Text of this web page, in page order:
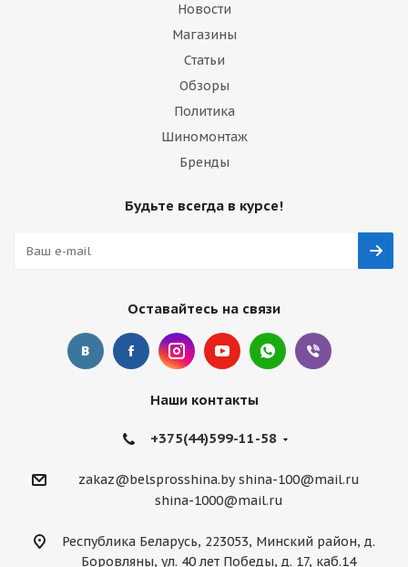
Новости
Магазины
Статьи
Обзоры
Политика
Шиномонтаж
Бренды
Будьте всегда в курсе!
Оставайтесь на связи
Наши контакты
+375(44)599-11-58
zakaz@belsprosshina.by shina-100@mail.ru
shina-1000@mail.ru
Республика Беларусь, 223053, Минский район, д.
Боровляны, ул. 40 лет Победы, д. 17, каб.14